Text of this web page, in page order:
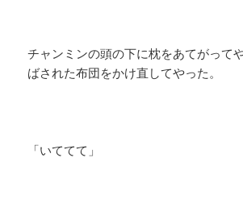
チャンミンの頭の下に枕をあてがって
ばされた布団をかけ直してやった。
「いててて」